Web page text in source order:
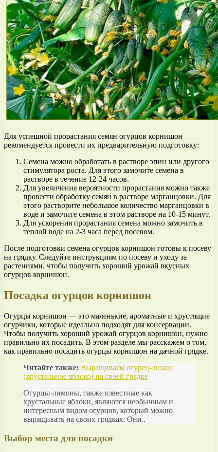
Для успешной прорастания семян огурцов корнишон
рекомендуется провести их предварительную подготовку:
Семена можно обработать в растворе эпин или другого
стимулятора роста. Для этого замочите семена в
растворе в течение 12-24 часов.
Для увеличения вероятности прорастания можно также
провести обработку семян в растворе марганцовки. Для
этого растворите небольшое количество марганцовки в
воде и замочите семена в этом растворе на 10-15 минут.
Для ускорения прорастания семена можно замочить в
теплой воде на 2-3 часа перед посевом.
После подготовки семена огурцов корнишон готовы к посеву
на грядку. Следуйте инструкциям по посеву и уходу за
растениями, чтобы получить хороший урожай вкусных
огурцов корнишон.
Посадка огурцов корнишон
Огурцы корнишон — это маленькие, ароматные и хрустящие
огурчики, которые идеально подходят для консервации.
Чтобы получить хороший урожай огурцов корнишон, нужно
правильно их посадить. В этом разделе мы расскажем о том,
как правильно посадить огурцы корнишон на дачной грядке.
Читайте также: Выращиваем огурец-лимон
(хрустальное яблоко) на своей грядке
Огурцы-лимоны, также известные как
хрустальные яблоки, являются необычным и
интересным видом огурцов, который можно
выращивать на своих грядках. Они..
Выбор места для посадки